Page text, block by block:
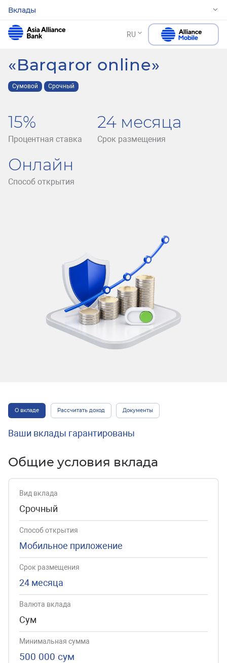
Вклады
RU
«Barqaror online»
Сумовой Срочный
15%
Процентная ставка
24 месяца
Срок размещения
Онлайн
Способ открытия
О вкладе Рассчитать доход Документы
Ваши вклады гарантированы
Общие условия вклада
Вид вклада
Срочный
Способ открытия
Мобильное приложение
Срок размещения
24 месяца
Валюта вклада
Сум
Минимальная сумма
500 000 сум